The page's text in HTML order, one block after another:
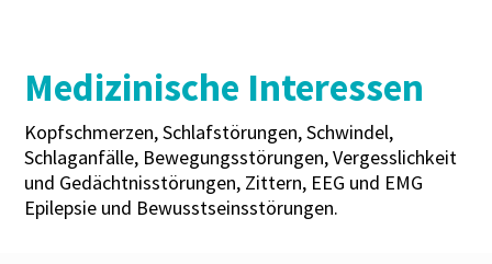
Medizinische Interessen
Kopfschmerzen, Schlafstörungen, Schwindel,
Schlaganfälle, Bewegungsstörungen, Vergesslichkeit
und Gedächtnisstörungen, Zittern, EEG und EMG
Epilepsie und Bewusstseinsstörungen.